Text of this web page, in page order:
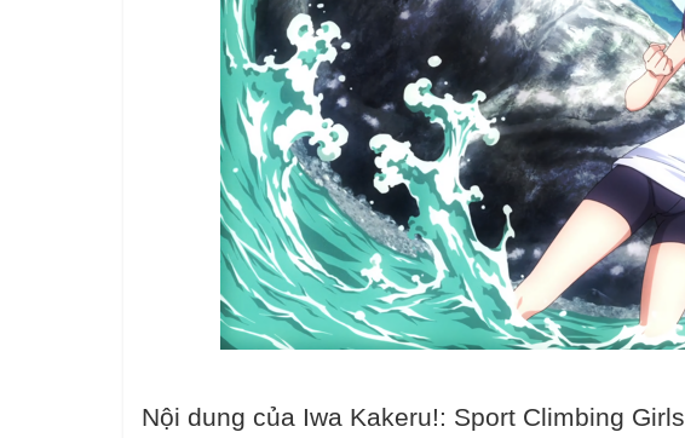
Nội dung của Iwa Kakeru!: Sport Climbing Girls